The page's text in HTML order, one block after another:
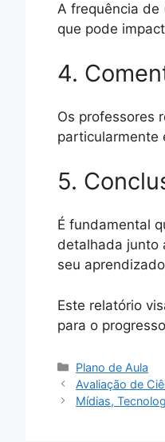
A frequência de
que pode
4.
Os professores
particularmente
5.
É fundamental
detalhada junto
seu
Este relatório
para o
Categorias
Plano de Aula
Avaliação de
Mídias,